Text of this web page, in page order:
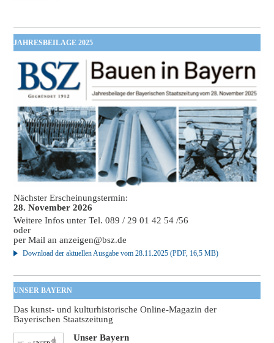
JAHRESBEILAGE 2025
Nächster Erscheinungstermin:
28. November 2026
Weitere Infos unter Tel. 089 / 29 01 42 54 /56
oder
per Mail ananzeigen@bsz.de
Download der aktuellen Ausgabe vom 28.11.2025 (PDF, 16,5 MB)
UNSER BAYERN
Das kunst- und kulturhistorische Online-Magazin der
Bayerischen Staatszeitung
Unser Bayern